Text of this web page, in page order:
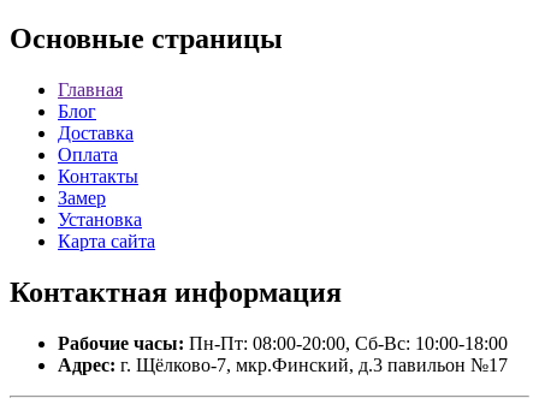
Основные страницы
Главная
Блог
Доставка
Оплата
Контакты
Замер
Установка
Карта сайта
Контактная информация
Рабочие часы: Пн-Пт: 08:00-20:00, Сб-Вс: 10:00-18:00
Адрес: г. Щёлково-7, мкр.Финский, д.3 павильон №17